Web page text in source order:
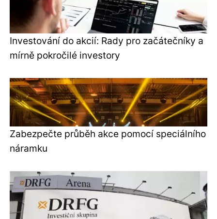
Investování do akcií: Rady pro začátečníky a
mírně pokročilé investory
Zabezpečte průběh akce pomocí speciálního
náramku